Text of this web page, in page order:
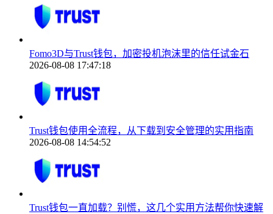
Fomo3D与Trust钱包，加密投机泡沫里的信任试金石
2026-08-08 17:47:18
Trust钱包使用全流程，从下载到安全管理的实用指南
2026-08-08 14:54:52
Trust钱包一直加载？别慌，这几个实用方法帮你快速解